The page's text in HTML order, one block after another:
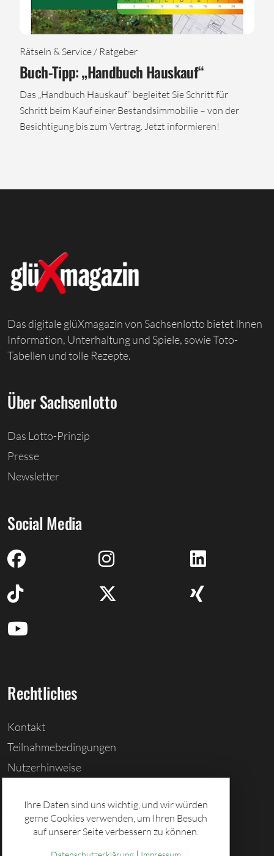
Rätseln & Service / Ratgeber
Buch-Tipp: „Handbuch Hauskauf“
Das „Handbuch Hauskauf“ begleitet Sie Schritt für
Schritt beim Kauf einer Bestandsimmobilie – von der
Besichtigung bis zum Vertrag. Jetzt informieren!
Das digitale glüXmagazin von Sachsenlotto bietet Ihnen
Information, Unterhaltung und Spiele, sowie Toto-
Tabellen und tolle Rezepte.
Über Sachsenlotto
Das Lotto-Prinzip
Presse
Newsletter
Social Media
Rechtliches
Kontakt
Teilnahmebedingungen
Nutzerhinweise
Cookies löschen
Datenschutz
Ihre Daten sind uns wichtig, und wir würden
gerne Cookies verwenden, um Ihren Besuch
auf unserer Seite verbessern zu können.